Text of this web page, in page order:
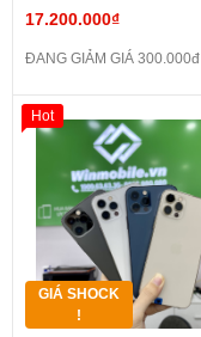
17.200.000₫
ĐANG GIẢM GIÁ 300.000đ
GIÁ SHOCK
!
Hot